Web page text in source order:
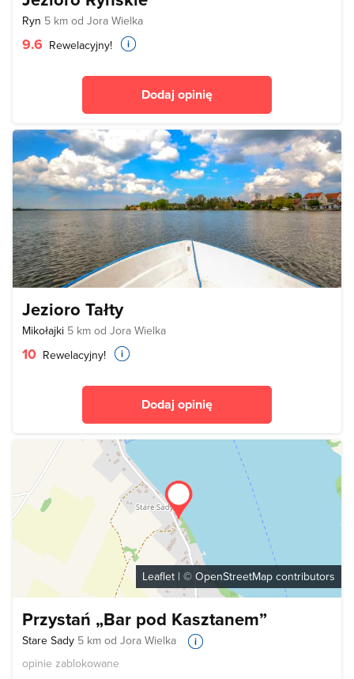
Ryn 5 km od Jora Wielka
9.6 Rewelacyjny!
Dodaj opinię
Jezioro Tałty
Mikołajki 5 km od Jora Wielka
10 Rewelacyjny!
Dodaj opinię
Leaflet | © OpenStreetMap contributors
Przystań „Bar pod Kasztanem”
Stare Sady 5 km od Jora Wielka
opinie zablokowane